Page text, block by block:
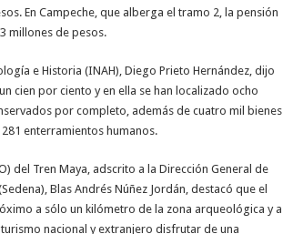
En Campeche, que alberga el tramo 2, la pensión
millones de pesos.
e Historia (INAH), Diego Prieto Hernández, dijo
cien por ciento y en ella se han localizado ocho
por completo, además de cuatro mil bienes
enterramientos humanos.
del Tren Maya, adscrito a la Dirección General de
Blas Andrés Núñez Jordán, destacó que el
a sólo un kilómetro de la zona arqueológica y a
nacional y extranjero disfrutar de una